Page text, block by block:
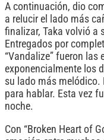
A continuación, dio
a relucir el lado más
finalizar, Taka volvió a
Entregados por
“Vandalize” fueron las
exponencialmente los
su lado más melódico.
para hablar. Esta vez
noche.
Con “Broken Heart of